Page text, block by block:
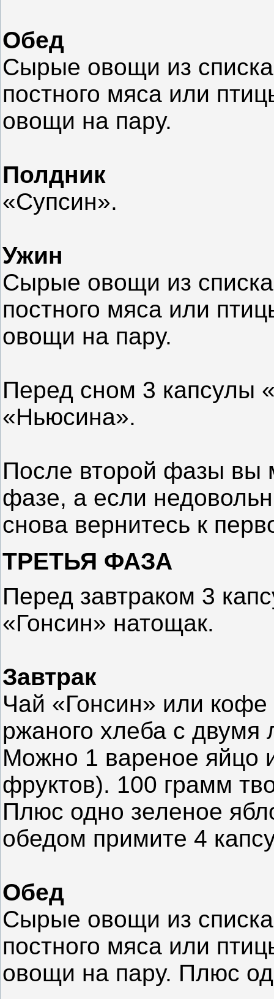
Обед
Сырые овощи из
постного мяса или
овощи на пару.
Полдник
«Супсин».
Ужин
Сырые овощи из
постного мяса или
овощи на пару.
Перед сном 3 капсулы
«Ньюсина».
После второй фазы вы
фазе, а если
снова вернитесь к
ТРЕТЬЯ ФАЗА
Перед завтраком 3
«Гонсин» натощак.
Завтрак
Чай «Гонсин» или кофе
ржаного хлеба с двумя
Можно 1 вареное яйцо
фруктов). 100 грамм
Плюс одно зеленое
обедом примите 4
Обед
Сырые овощи из
постного мяса или
овощи на пару. Плюс